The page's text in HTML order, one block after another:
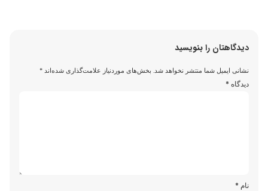
دیدگاهتان را بنویسید
نشانی ایمیل شما منتشر نخواهد شد. بخش‌های موردنیاز علامت‌گذاری شده‌اند*
دیدگاه *
نام *